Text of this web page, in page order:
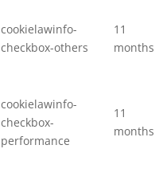
cookielawinfo-
checkbox-others
11
months
cookielawinfo-
checkbox-
performance
11
months